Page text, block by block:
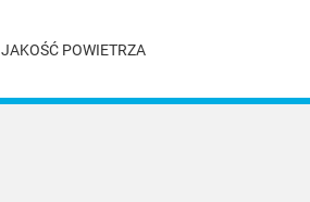
JAKOŚĆ POWIETRZA